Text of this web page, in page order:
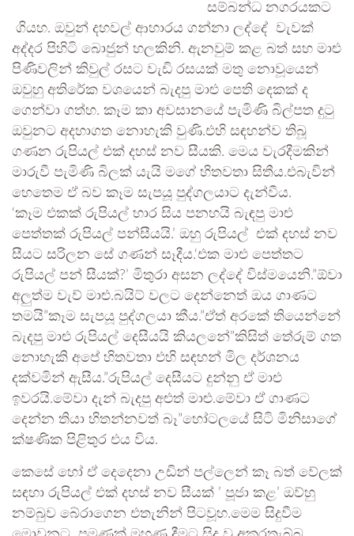
සම්බන්ධ නගරයකට
ගියහ. ඔවුන් දහවල් ආහාරය ගන්නා ලද්දේ වැවක්
අද්දර පිහිටි බොජුන් හලකිනි. ඇනවුම් කළ බත් සහ මාළු
පිණිවලින් කිවුල් රසට වැඩි රසයක් මතු නොවූයෙන්
ඔවුහු අතිරේක වශයෙන් බැදපු මාළු පෙති දෙකක් ද
ගෙන්වා ගත්හ. කෑම කා අවසානයේ පැමිණි බිල්පත දුටු
ඔවුනට අදහාගත නොහැකි වුණි.එහි සඳහන්ව තිබූ
ගණන රුපියල් එක් දහස් නව සීයකි. මෙය වැරදීමකින්
මාරුවී පැමිණි බිලක් යැයි මගේ හිතවතා සිතීය.එබැවින්
හෙතෙම ඒ බව කෑම සැපයූ පුද්ගලයාට දැන්වීය.
‘කෑම එකක් රුපියල් හාර සිය පනහයි බැඳපු මාළු
පෙත්තක් රුපියල් පන්සීයයි.’ ඔහු රුපියල් එක් දහස් නව
සීයට සරිලන සේ ගණන් සෑදීය.‘එක මාළු පෙත්තට
රුපියල් පන් සීයක්?’ මිතුරා අසන ලද්දේ විස්මයෙනි.”ඕවා
අලුත්ම වැව් මාළු.බයිට් වලට දෙන්නෙත් ඔය ගාණට
තමයි”කෑම සැපයූ පුද්ගලයා කීය.”ඒත් අරකේ තියෙන්නේ
බැදපු මාළු රුපියල් දෙසීයයි කියලනේ”කිසිත් තේරුම් ගත
නොහැකි අපේ හිතවතා එහි සඳහන් මිල දර්ශනය
දක්වමින් ඇසීය.”රුපියල් දෙසීයට දුන්නු ඒ මාළු
ඉවරයි.මේවා දැන් බැදපු අළුත් මාළු.මේවා ඒ ගාණට
දෙන්න තියා හිතන්නවත් බෑ”හෝටලයේ සිටි මිනිසාගේ
ක්ෂණික පිළිතුර එය විය.
කෙසේ හෝ ඒ දෙදෙනා උඩින් පල්ලෙන් කෑ බත් වේලක්
සඳහා රුපියල් එක් දහස් නව සීයක් ’ පූජා කළ’ ඔව්හු
නම්බුව බේරාගෙන එතැනින් පිටවූහ.මෙම සිදුවීම